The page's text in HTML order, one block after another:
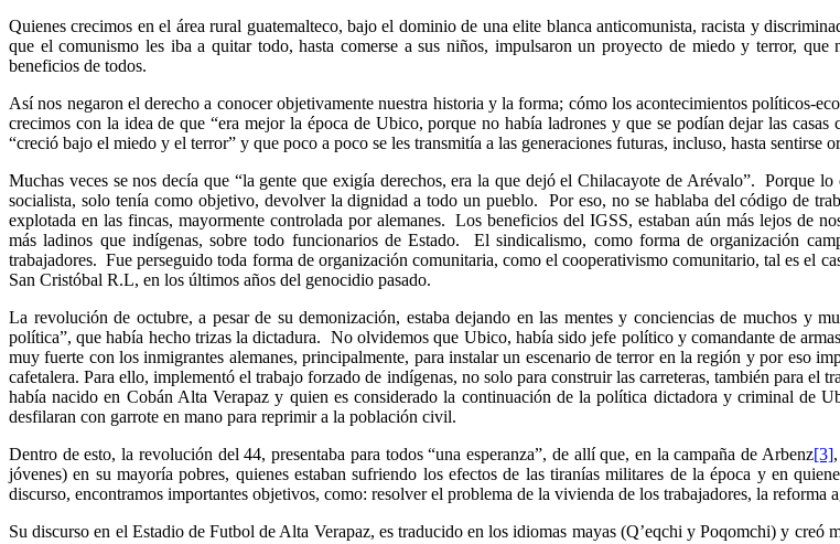
Quienes crecimos en el área rural guatemalteco, bajo el dominio de una elite blanca anticomunista, racista y
que el comunismo les iba a quitar todo, hasta comerse a sus niños, impulsaron un proyecto de miedo y terror,
beneficios de todos.
Así nos negaron el derecho a conocer objetivamente nuestra historia y la forma; cómo los acontecimientos políticos-
crecimos con la idea de que “era mejor la época de Ubico, porque no había ladrones y que se podían dejar las
“creció bajo el miedo y el terror” y que poco a poco se les transmitía a las generaciones futuras, incluso, hasta
Muchas veces se nos decía que “la gente que exigía derechos, era la que dejó el Chilacayote de Arévalo”. Porque
socialista, solo tenía como objetivo, devolver la dignidad a todo un pueblo. Por eso, no se hablaba del código de
explotada en las fincas, mayormente controlada por alemanes. Los beneficios del IGSS, estaban aún más lejos de
más ladinos que indígenas, sobre todo funcionarios de Estado. El sindicalismo, como forma de organización
trabajadores. Fue perseguido toda forma de organización comunitaria, como el cooperativismo comunitario, tal es el
San Cristóbal R.L, en los últimos años del genocidio pasado.
La revolución de octubre, a pesar de su demonización, estaba dejando en las mentes y conciencias de muchos y
política”, que había hecho trizas la dictadura. No olvidemos que Ubico, había sido jefe político y comandante de
muy fuerte con los inmigrantes alemanes, principalmente, para instalar un escenario de terror en la región y por eso
cafetalera. Para ello, implementó el trabajo forzado de indígenas, no solo para construir las carreteras, también para
había nacido en Cobán Alta Verapaz y quien es considerado la continuación de la política dictadora y criminal de
desfilaran con garrote en mano para reprimir a la población civil.
Dentro de esto, la revolución del 44, presentaba para todos “una esperanza”, de allí que, en la campaña de Arbenz[3]
jóvenes) en su mayoría pobres, quienes estaban sufriendo los efectos de las tiranías militares de la época y en
discurso, encontramos importantes objetivos, como: resolver el problema de la vivienda de los trabajadores, la reforma
Su discurso en el Estadio de Futbol de Alta Verapaz, es traducido en los idiomas mayas (Q’eqchi y Poqomchi) y creó